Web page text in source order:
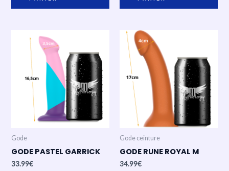
Gode
GODE PASTEL GARRICK
33.99€
Gode ceinture
GODE RUNE ROYAL M
34.99€